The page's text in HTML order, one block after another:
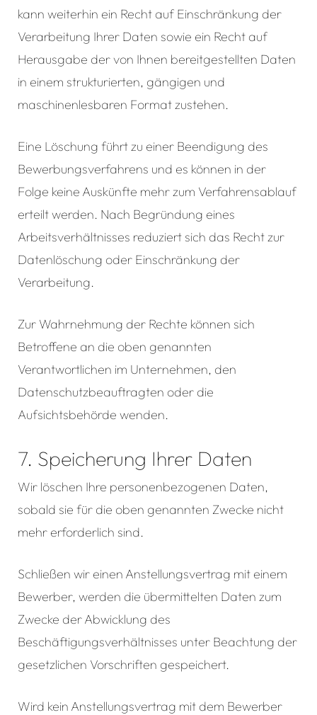
kann weiterhin ein Recht auf Einschränkung der
Verarbeitung Ihrer Daten sowie ein Recht auf
Herausgabe der von Ihnen bereitgestellten Daten
in einem strukturierten, gängigen und
maschinenlesbaren Format zustehen.
Eine Löschung führt zu einer Beendigung des
Bewerbungsverfahrens und es können in der
Folge keine Auskünfte mehr zum Verfahrensablauf
erteilt werden. Nach Begründung eines
Arbeitsverhältnisses reduziert sich das Recht zur
Datenlöschung oder Einschränkung der
Verarbeitung.
Zur Wahrnehmung der Rechte können sich
Betroffene an die oben genannten
Verantwortlichen im Unternehmen, den
Datenschutzbeauftragten oder die
Aufsichtsbehörde wenden.
7. Speicherung Ihrer Daten
Wir löschen Ihre personenbezogenen Daten,
sobald sie für die oben genannten Zwecke nicht
mehr erforderlich sind.
Schließen wir einen Anstellungsvertrag mit einem
Bewerber, werden die übermittelten Daten zum
Zwecke der Abwicklung des
Beschäftigungsverhältnisses unter Beachtung der
gesetzlichen Vorschriften gespeichert.
Wird kein Anstellungsvertrag mit dem Bewerber